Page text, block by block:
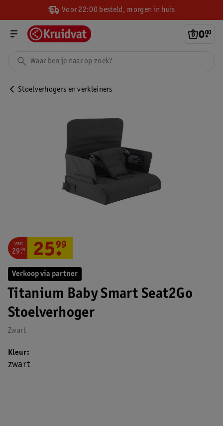
Voor 22:00 besteld, morgen in huis
0.
00
Stoelverhogers en verkleiners
Verkoop via partner
Titanium Baby Smart Seat2Go
Stoelverhoger
Zwart
van
29.
99 25.
99
Kleur
zwart